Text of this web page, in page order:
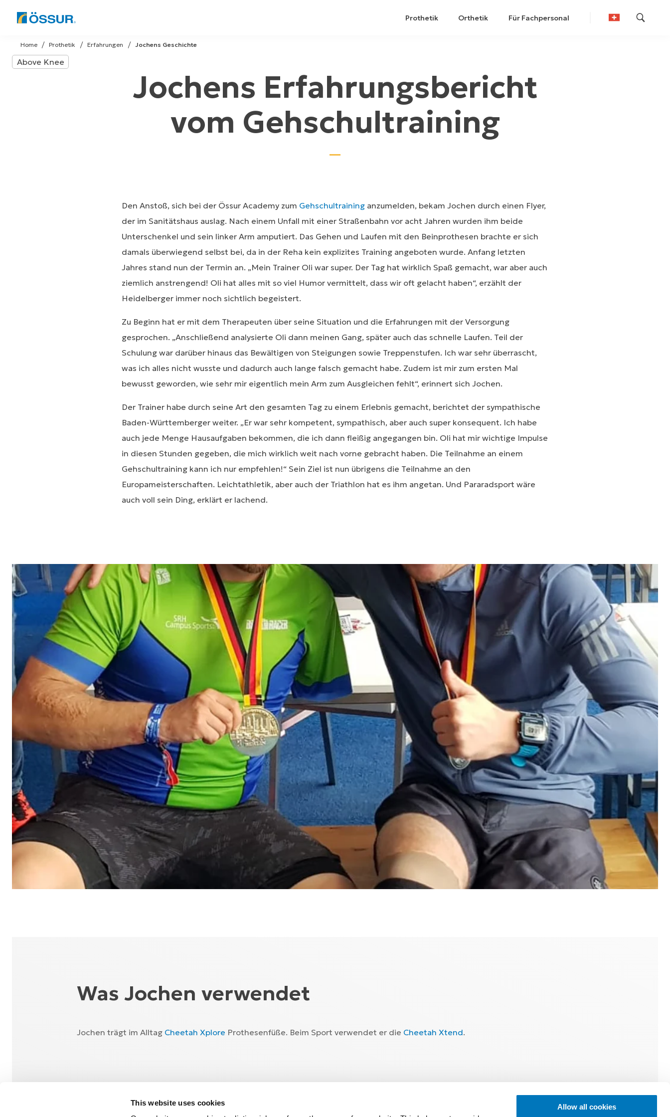
This website uses cookies
Allow all cookies
Skip
to
content
Prothetik Orthetik Für Fachpersonal
Jochens Geschichte
Erfahrungen​
Prothetik
Home
Above Knee
Jochens Erfahrungsbericht
vom Gehschultraining
Den Anstoß, sich bei der Össur Academy zum Gehschultraining anzumelden, bekam Jochen durch einen Flyer,
der im Sanitätshaus auslag. Nach einem Unfall mit einer Straßenbahn vor acht Jahren wurden ihm beide
Unterschenkel und sein linker Arm amputiert. Das Gehen und Laufen mit den Beinprothesen brachte er sich
damals überwiegend selbst bei, da in der Reha kein explizites Training angeboten wurde. Anfang letzten
Jahres stand nun der Termin an. „Mein Trainer Oli war super. Der Tag hat wirklich Spaß gemacht, war aber auch
ziemlich anstrengend! Oli hat alles mit so viel Humor vermittelt, dass wir oft gelacht haben“, erzählt der
Heidelberger immer noch sichtlich begeistert.
Zu Beginn hat er mit dem Therapeuten über seine Situation und die Erfahrungen mit der Versorgung
gesprochen. „Anschließend analysierte Oli dann meinen Gang, später auch das schnelle Laufen. Teil der
Schulung war darüber hinaus das Bewältigen von Steigungen sowie Treppenstufen. Ich war sehr überrascht,
was ich alles nicht wusste und dadurch auch lange falsch gemacht habe. Zudem ist mir zum ersten Mal
bewusst geworden, wie sehr mir eigentlich mein Arm zum Ausgleichen fehlt“, erinnert sich Jochen.
Der Trainer habe durch seine Art den gesamten Tag zu einem Erlebnis gemacht, berichtet der sympathische
Baden-Württemberger weiter. „Er war sehr kompetent, sympathisch, aber auch super konsequent. Ich habe
auch jede Menge Hausaufgaben bekommen, die ich dann fleißig angegangen bin. Oli hat mir wichtige Impulse
in diesen Stunden gegeben, die mich wirklich weit nach vorne gebracht haben. Die Teilnahme an einem
Gehschultraining kann ich nur empfehlen!“ Sein Ziel ist nun übrigens die Teilnahme an den
Europameisterschaften. Leichtathletik, aber auch der Triathlon hat es ihm angetan. Und Pararadsport wäre
auch voll sein Ding, erklärt er lachend.
Was Jochen verwendet
Jochen trägt im Alltag Cheetah Xplore Prothesenfüße. Beim Sport verwendet er die Cheetah Xtend.
Erfahre mehr über seine Geschichte und Erfahrungen.